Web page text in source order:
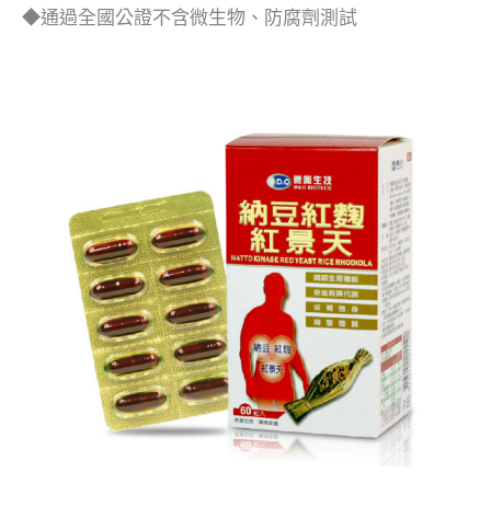
◆通過全國公證不含微生物、防腐劑測試